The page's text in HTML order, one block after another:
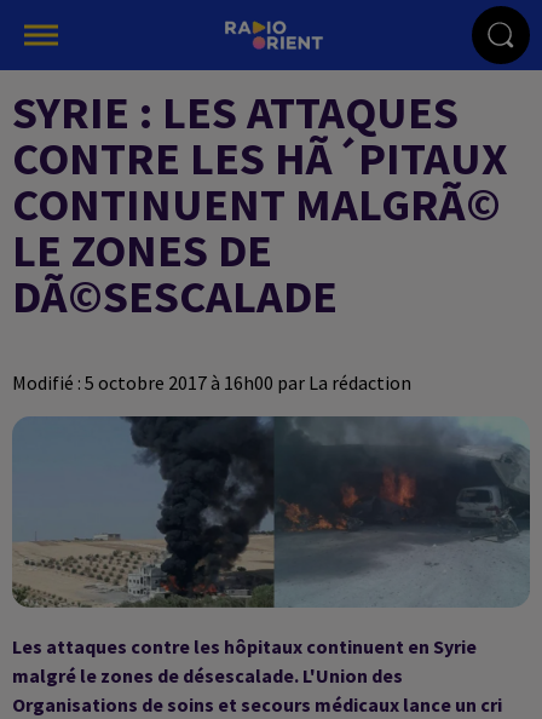
SYRIE : LES ATTAQUES
CONTRE LES HÃ´PITAUX
CONTINUENT MALGRÃ©
LE ZONES DE
DÃ©SESCALADE
Modifié : 5 octobre 2017 à 16h00 par La rédaction
Les attaques contre les hôpitaux continuent en Syrie
malgré le zones de désescalade. L'Union des
Organisations de soins et secours médicaux lance un cri